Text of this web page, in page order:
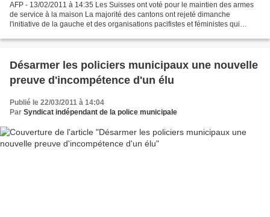
AFP - 13/02/2011 à 14:35 Les Suisses ont voté pour le maintien des armes
de service à la maison La majorité des cantons ont rejeté dimanche
l'initiative de la gauche et des organisations pacifistes et féministes qui
Désarmer les policiers municipaux une nouvelle
preuve d'incompétence d'un élu
Publié le 22/03/2011 à 14:04
Par Syndicat indépendant de la police municipale